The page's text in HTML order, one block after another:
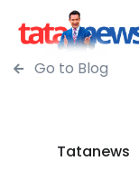
Go to Blog
Tatanews